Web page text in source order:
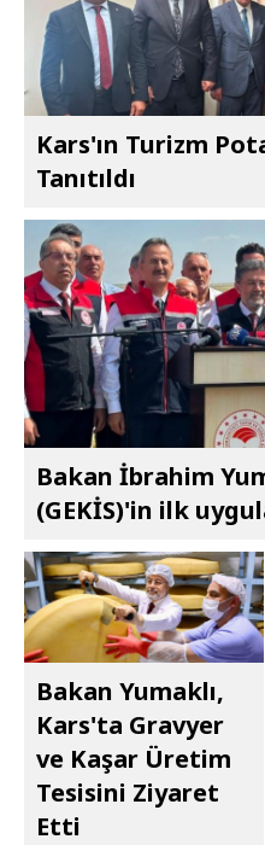
Kars'ın Turizm
Tanıtıldı
Bakan İbrahim
(GEKİS)'in ilk
Bakan Yumaklı,
Kars'ta Gravyer
ve Kaşar Üretim
Tesisini Ziyaret
Etti